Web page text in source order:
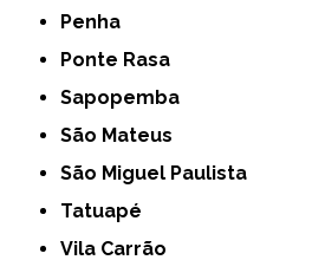
Penha
Ponte Rasa
Sapopemba
São Mateus
São Miguel Paulista
Tatuapé
Vila Carrão